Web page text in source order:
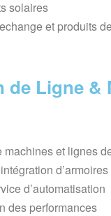
solaires
et produits
de Ligne &
machines et lignes
d’armoires
d’automatisation
des performances